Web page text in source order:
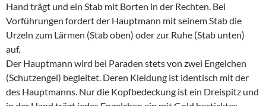
Hand trägt und ein Stab mit Borten in der Rechten. Bei
Vorführungen fordert der Hauptmann mit seinem Stab die
Urzeln zum Lärmen (Stab oben) oder zur Ruhe (Stab unten)
auf.
Der Hauptmann wird bei Paraden stets von zwei Engelchen
(Schutzengel) begleitet. Deren Kleidung ist identisch mit der
des Hauptmanns. Nur die Kopfbedeckung ist ein Dreispitz und